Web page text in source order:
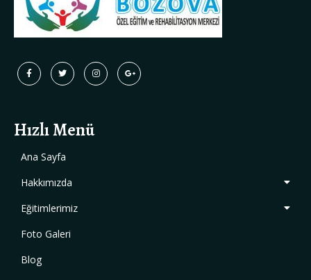
Hızlı Menü
Ana Sayfa
Hakkımızda
Eğitimlerimiz
Foto Galeri
Blog